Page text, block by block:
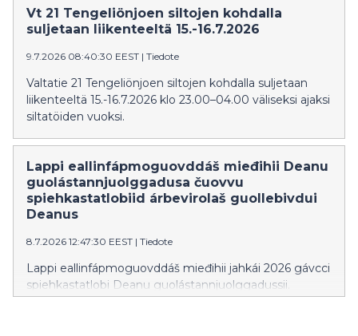
Palveluihin osallistuvien määrä kasvoi vuodentakaiseen
verrattuna.
Vt 21 Tengeliönjoen siltojen kohdalla
suljetaan liikenteeltä 15.-16.7.2026
9.7.2026 08:40:30 EEST | Tiedote
Valtatie 21 Tengeliönjoen siltojen kohdalla suljetaan
liikenteeltä 15.-16.7.2026 klo 23.00–04.00 väliseksi ajaksi
siltatöiden vuoksi.
Lappi eallinfápmoguovddáš mieđihii Deanu
guolástannjuolggadusa čuovvu
spiehkastatlobiid árbevirolaš guollebivdui
Deanus
8.7.2026 12:47:30 EEST | Tiedote
Lappi eallinfápmoguovddáš mieđihii jahkái 2026 gávcci
spiehkastatlobi Deanu guolástannjuolggadussii.